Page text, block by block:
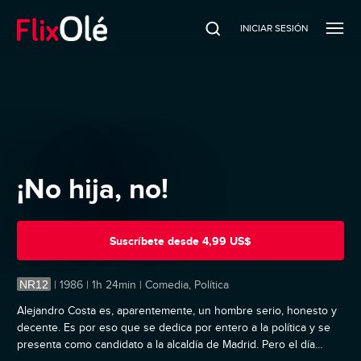
INICIAR SESIÓN
¡No hija, no!
Suscríbete desde 4,99 US$
NR12 | 1986 | 1h 24min | Comedia, Política
Alejandro Costa es, aparentemente, un hombre serio, honesto y
decente. Es por eso que se dedica por entero a la política y se
presenta como candidato a la alcaldía de Madrid. Pero el día